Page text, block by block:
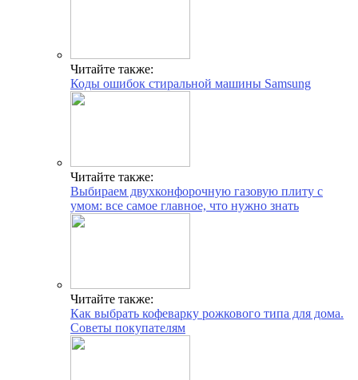
Читайте также:
Коды ошибок стиральной машины Samsung
Читайте также:
Выбираем двухконфорочную газовую плиту с
умом: все самое главное, что нужно знать
Читайте также:
Как выбрать кофеварку рожкового типа для дома.
Советы покупателям